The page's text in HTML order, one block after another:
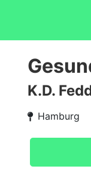
K.D.
Hamburg